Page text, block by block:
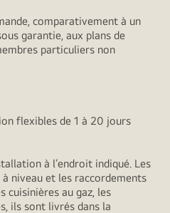
comparativement à un
garantie, aux plans de
particuliers non
flexibles de 1 à 20 jours
à l’endroit indiqué. Les
niveau et les raccordements
cuisinières au gaz, les
ils sont livrés dans la